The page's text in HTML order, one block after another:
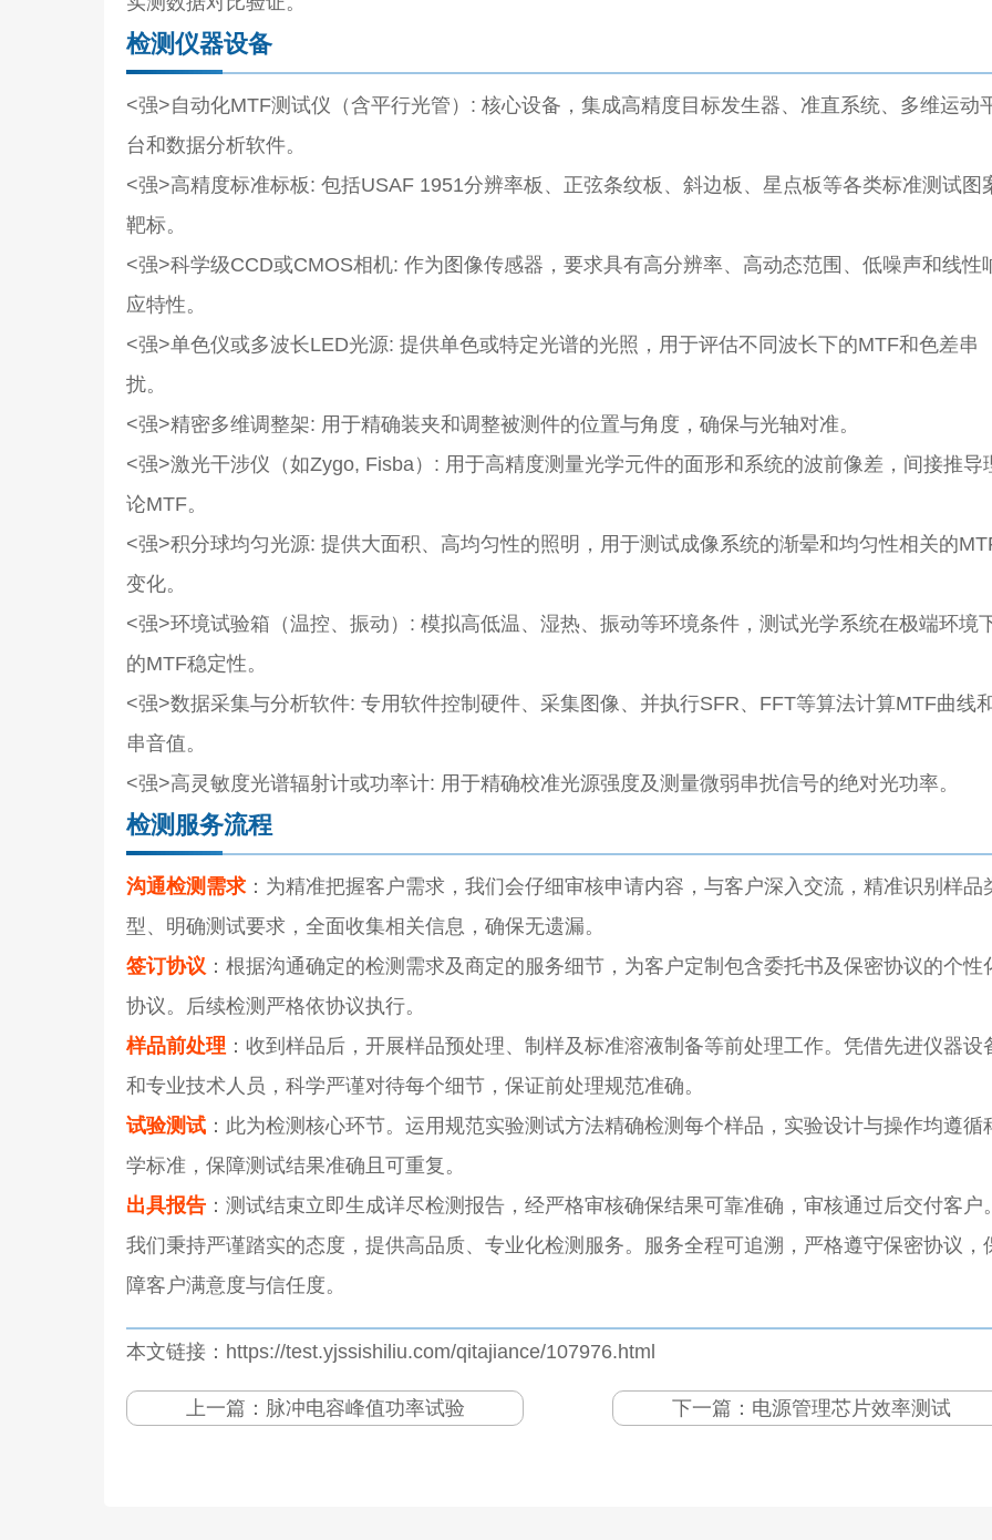
检测仪器设备
<强>自动化MTF测试仪（含平行光管） : 核心设备，集成高精度目标发生器、准直系统、多维运动
台和数据分析软件。
<强>高精度标准标板: 包括USAF 1951分辨率板、正弦条纹板、斜边板、星点板等各类标准测试图
靶标。
<强>科学级CCD或CMOS相机: 作为图像传感器，要求具有高分辨率、高动态范围、低噪声和线性
应特性。
<强>单色仪或多波长LED光源: 提供单色或特定光谱的光照，用于评估不同波长下的MTF和色差串
扰。
<强>精密多维调整架: 用于精确装夹和调整被测件的位置与角度，确保与光轴对准。
<强>激光干涉仪（如Zygo, Fisba） : 用于高精度测量光学元件的面形和系统的波前像差，间接推导
论MTF。
<强>积分球均匀光源: 提供大面积、高均匀性的照明，用于测试成像系统的渐晕和均匀性相关的
变化。
<强>环境试验箱（温控、振动） : 模拟高低温、湿热、振动等环境条件，测试光学系统在极端环境
的MTF稳定性。
<强>数据采集与分析软件: 专用软件控制硬件、采集图像、并执行SFR、FFT等算法计算MTF曲线
串音值。
<强>高灵敏度光谱辐射计或功率计: 用于精确校准光源强度及测量微弱串扰信号的绝对光功率。
检测服务流程
沟通检测需求 ：为精准把握客户需求，我们会仔细审核申请内容，与客户深入交流，精准识别样品
型、明确测试要求，全面收集相关信息，确保无遗漏。
签订协议 ：根据沟通确定的检测需求及商定的服务细节，为客户定制包含委托书及保密协议的个性
协议。后续检测严格依协议执行。
样品前处理 ：收到样品后，开展样品预处理、制样及标准溶液制备等前处理工作。凭借先进仪器设
和专业技术人员，科学严谨对待每个细节，保证前处理规范准确。
试验测试 ：此为检测核心环节。运用规范实验测试方法精确检测每个样品，实验设计与操作均遵循
学标准，保障测试结果准确且可重复。
出具报告 ：测试结束立即生成详尽检测报告，经严格审核确保结果可靠准确，审核通过后交付客户。
我们秉持严谨踏实的态度，提供高品质、专业化检测服务。服务全程可追溯，严格遵守保密协议，
障客户满意度与信任度。
本文链接：https://test.yjssishiliu.com/qitajiance/107976.html
上一篇： 脉冲电容峰值功率试验 下一篇： 电源管理芯片效率测试